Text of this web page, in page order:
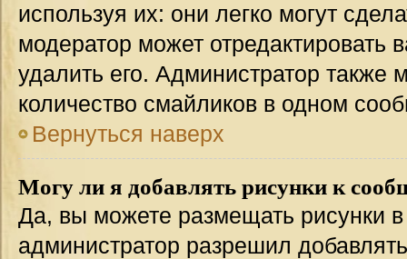
используя их: они легко могут
модератор может
удалить его. Администратор также
количество смайликов в одном
Вернуться наверх
Могу ли я добавлять рисунки к
Да, вы можете размещать рисунки
администратор разрешил